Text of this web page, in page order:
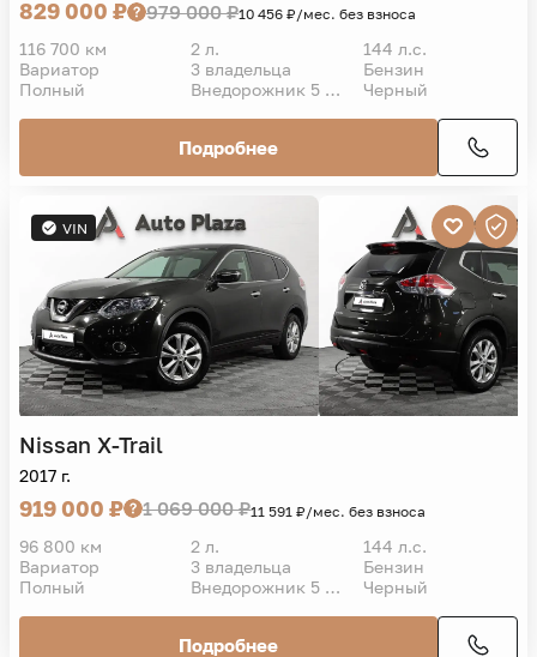
829 000 ₽ 979 000 ₽10 456 ₽/мес. без взноса
116 700 км 2 л.
144 л.с.
Вариатор
3 владельца
Бензин
Полный
Внедорожник 5 дв. Черный
Подробнее
VIN
Nissan X-Trail
2017 г.
919 000 ₽ 1 069 000 ₽11 591 ₽/мес. без взноса
96 800 км 2 л.
144 л.с.
Вариатор
3 владельца
Бензин
Полный
Внедорожник 5 дв. Черный
Подробнее